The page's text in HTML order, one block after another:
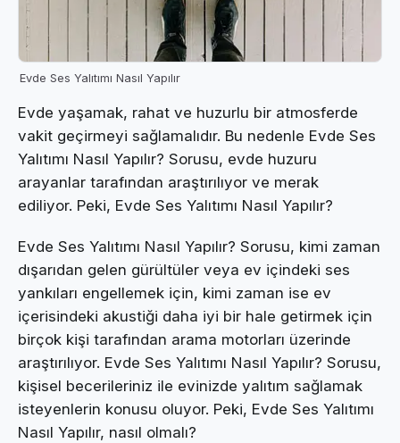
Evde Ses Yalıtımı Nasıl Yapılır
Evde yaşamak, rahat ve huzurlu bir atmosferde
vakit geçirmeyi sağlamalıdır. Bu nedenle Evde Ses
Yalıtımı Nasıl Yapılır? Sorusu, evde huzuru
arayanlar tarafından araştırılıyor ve merak
ediliyor. Peki, Evde Ses Yalıtımı Nasıl Yapılır?
Evde Ses Yalıtımı Nasıl Yapılır? Sorusu, kimi zaman
dışarıdan gelen gürültüler veya ev içindeki ses
yankıları engellemek için, kimi zaman ise ev
içerisindeki akustiği daha iyi bir hale getirmek için
birçok kişi tarafından arama motorları üzerinde
araştırılıyor. Evde Ses Yalıtımı Nasıl Yapılır? Sorusu,
kişisel becerileriniz ile evinizde yalıtım sağlamak
isteyenlerin konusu oluyor. Peki, Evde Ses Yalıtımı
Nasıl Yapılır, nasıl olmalı?